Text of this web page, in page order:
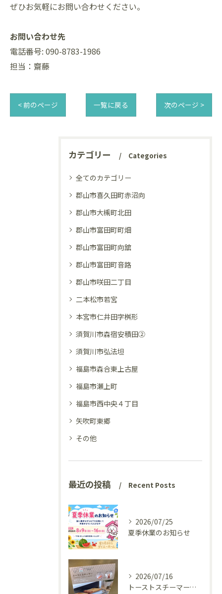
ぜひお気軽にお問い合わせください。
お問い合わせ先
電話番号: 090-8783-1986
担当：齋藤
< 前のページ 一覧に戻る 次のページ >
カテゴリー Categories
全てのカテゴリー
郡山市喜久田町赤沼向
郡山市大槻町北田
郡山市富田町町畑
郡山市富田町向舘
郡山市富田町音路
郡山市咲田二丁目
二本松市若宮
本宮市仁井田字桝形
須賀川市森宿安積田②
須賀川市弘法坦
福島市森合東上古屋
福島市瀬上町
福島市西中央４丁目
矢吹町東郷
その他
最近の投稿 Recent Posts
2026/07/25
夏季休業のお知らせ
2026/07/16
トーストスチーマーで、いつものパンが少し変わった話